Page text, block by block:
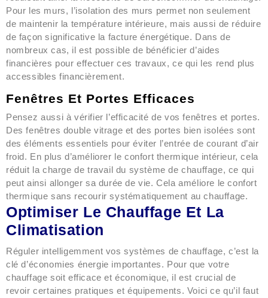
Pour les murs, l’isolation des murs permet non seulement
de maintenir la température intérieure, mais aussi de réduire
de façon significative la facture énergétique. Dans de
nombreux cas, il est possible de bénéficier d’aides
financières pour effectuer ces travaux, ce qui les rend plus
accessibles financièrement.
Fenêtres Et Portes Efficaces
Pensez aussi à vérifier l’efficacité de vos fenêtres et portes.
Des fenêtres double vitrage et des portes bien isolées sont
des éléments essentiels pour éviter l’entrée de courant d’air
froid. En plus d’améliorer le confort thermique intérieur, cela
réduit la charge de travail du système de chauffage, ce qui
peut ainsi allonger sa durée de vie. Cela améliore le confort
thermique sans recourir systématiquement au chauffage.
Optimiser Le Chauffage Et La
Climatisation
Réguler intelligemment vos systèmes de chauffage, c’est la
clé d’économies énergie importantes. Pour que votre
chauffage soit efficace et économique, il est crucial de
revoir certaines pratiques et équipements. Voici ce qu’il faut